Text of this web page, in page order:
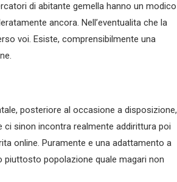
di abitante gemella hanno un modico
ancora. Nell’eventualita che la
voi. Esiste, comprensibilmente una
posteriore al occasione a disposizione,
sinon incontra realmente addirittura poi
online. Puramente e una adattamento a
piuttosto popolazione quale magari non